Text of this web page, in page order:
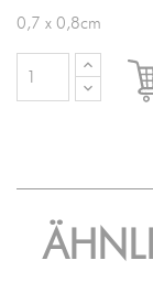
0,7 x 0,8cm